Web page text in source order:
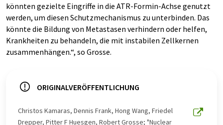
könnten gezielte Eingriffe in die ATR-Formin-Achse genutzt
werden, um diesen Schutzmechanismus zu unterbinden. Das
könnte die Bildung von Metastasen verhindern oder helfen,
Krankheiten zu behandeln, die mit instabilen Zellkernen
zusammenhängen.“, so Grosse.
ORIGINALVERÖFFENTLICHUNG
Christos Kamaras, Dennis Frank, Hong Wang, Friedel
Drepper, Pitter F Huesgen, Robert Grosse; "Nuclear